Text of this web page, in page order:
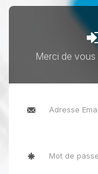
Merci de vous